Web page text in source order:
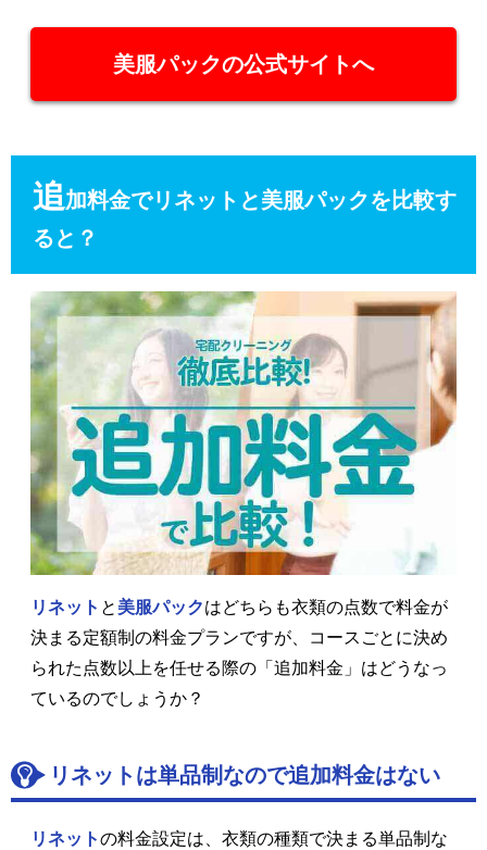
美服パックの公式サイトへ
追加料金でリネットと美服パックを比較す
ると？
リネット と 美服パックはどちらも衣類の点数で料金が
決まる定額制の料金プランですが、コースごとに決め
られた点数以上を任せる際の「追加料金」はどうなっ
ているのでしょうか？
リネットは単品制なので追加料金はない
リネットの料金設定は、衣類の種類で決まる単品制な